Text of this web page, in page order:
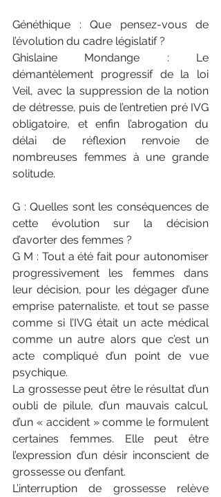
Généthique : Que pensez-vous de
l’évolution du cadre législatif ?
Ghislaine Mondange : Le
démantèlement progressif de la loi
Veil, avec la suppression de la notion
de détresse, puis de l’entretien pré IVG
obligatoire, et enfin l’abrogation du
délai de réflexion renvoie de
nombreuses femmes à une grande
solitude.
G : Quelles sont les conséquences de
cette évolution sur la décision
d’avorter des femmes ?
G M : Tout a été fait pour autonomiser
progressivement les femmes dans
leur décision, pour les dégager d’une
emprise paternaliste, et tout se passe
comme si l’IVG était un acte médical
comme un autre alors que c’est un
acte compliqué d’un point de vue
psychique.
La grossesse peut être le résultat d’un
oubli de pilule, d’un mauvais calcul,
d’un « accident » comme le formulent
certaines femmes. Elle peut être
l’expression d’un désir inconscient de
grossesse ou d’enfant.
L’interruption de grossesse relève